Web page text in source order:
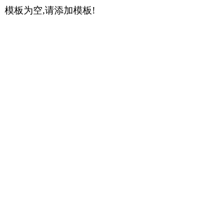
模板为空,请添加模板!